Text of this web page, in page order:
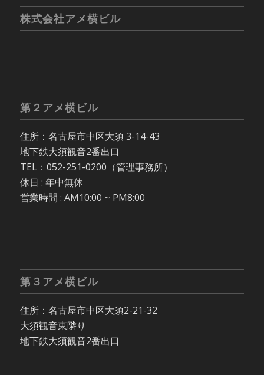
株式会社アメ横ビル
第２アメ横ビル
住所：名古屋市中区大須 3-14-43
地下鉄大須観音2番出口
TEL：052-251-0200（管理事務所）
休日 : 年中無休
営業時間 : AM10:00 ~ PM8:00
第３アメ横ビル
住所：名古屋市中区大須2-21-32
大須観音東隣り
地下鉄大須観音2番出口